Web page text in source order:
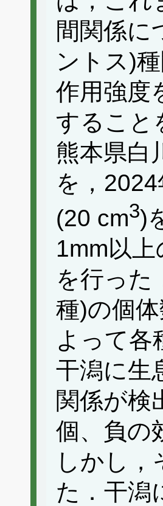
間関係に
ントス)
作用強度
すること
熊本県白
を，
(20 cm3)
1mm以
を行った
種)の個
よって各
干潟に生
関係が検
個、負の
しかし，
た．干潟